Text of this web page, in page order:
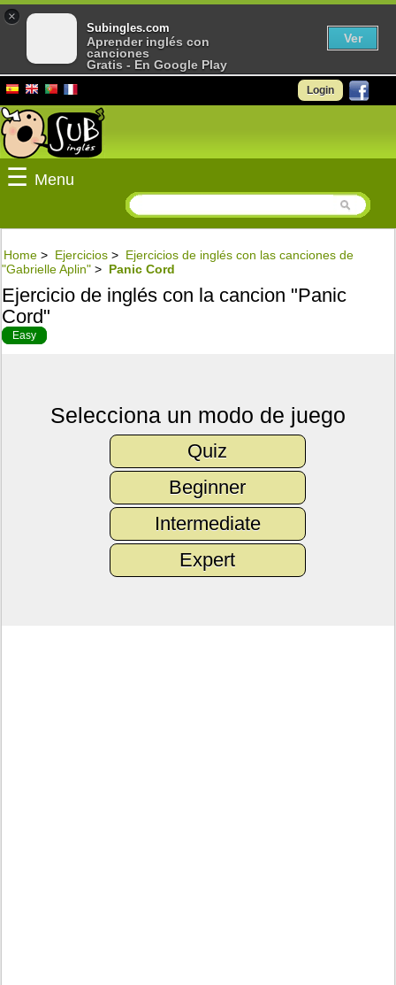
Login
☰ Menu
Home > Ejercicios > Ejercicios de inglés con las canciones de
"Gabrielle Aplin" > Panic Cord
Ejercicio de inglés con la cancion "Panic
Cord"
Easy
Selecciona un modo de juego
Quiz
Beginner
Intermediate
Expert
×
Subingles.com
Aprender inglés con
canciones
Gratis - En Google Play
Ver